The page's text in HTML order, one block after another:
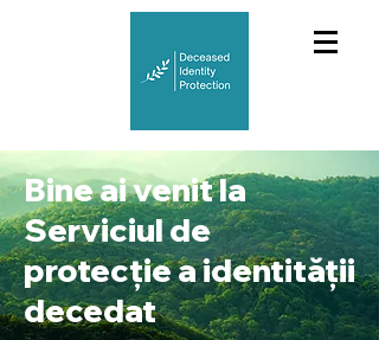
Bine ai venit la
Serviciul de
protecție a identității
decedat